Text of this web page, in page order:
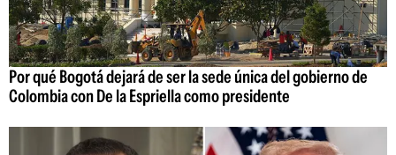
Por qué Bogotá dejará de ser la sede única del gobierno de
Colombia con De la Espriella como presidente